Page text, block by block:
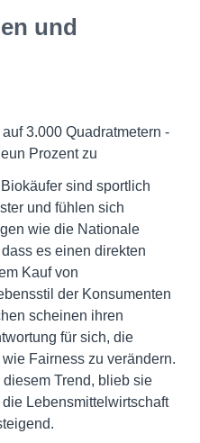
und
3.000 Quadratmetern -
Prozent zu
sind sportlich
und fühlen sich
wie die Nationale
es einen direkten
Kauf von
der Konsumenten
scheinen ihren
für sich, die
Fairness zu verändern.
Trend, blieb sie
Lebensmittelwirtschaft